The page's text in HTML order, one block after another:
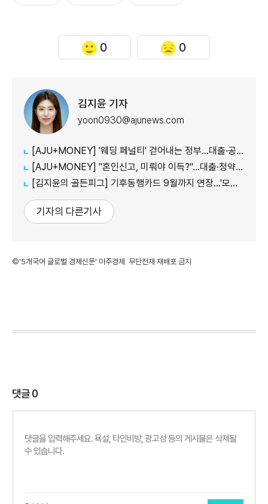
0 0
김지윤 기자
yoon0930@ajunews.com
[AJU+MONEY] '웨딩 페널티' 걷어내는 정부…대출·공공임대 불이익 줄인다
[AJU+MONEY] "혼인신고, 미뤄야 이득?"…대출·청약·세금 따져보니
[김지윤의 골든피그] 기후동행카드 9월까지 연장…'모두의카드' 갈아탈 땐 혜택 따져야
기자의 다른기사
©'5개국어 글로벌 경제신문' 아주경제. 무단전재·재배포 금지
댓글0